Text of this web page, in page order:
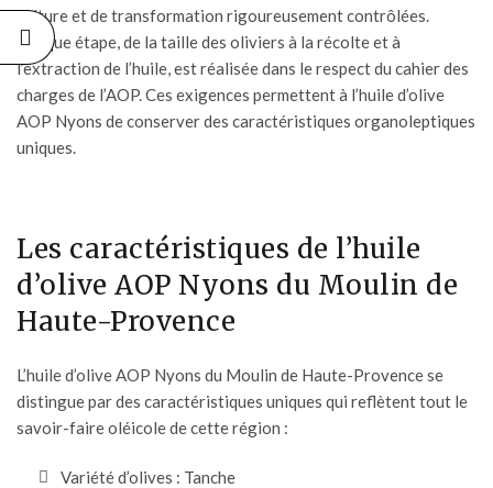
culture et de transformation rigoureusement contrôlées.
Chaque étape, de la taille des oliviers à la récolte et à
l’extraction de l’huile, est réalisée dans le respect du cahier des
charges de l’AOP. Ces exigences permettent à l’huile d’olive
AOP Nyons de conserver des caractéristiques organoleptiques
uniques.
Les caractéristiques de l’huile
d’olive AOP Nyons du Moulin de
Haute-Provence
L’huile d’olive AOP Nyons du Moulin de Haute-Provence se
distingue par des caractéristiques uniques qui reflètent tout le
savoir-faire oléicole de cette région :
Variété d’olives : Tanche